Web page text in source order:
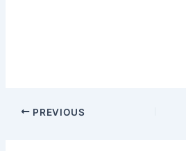
PREVIOUS